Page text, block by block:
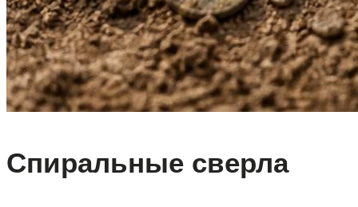
Спиральные сверла